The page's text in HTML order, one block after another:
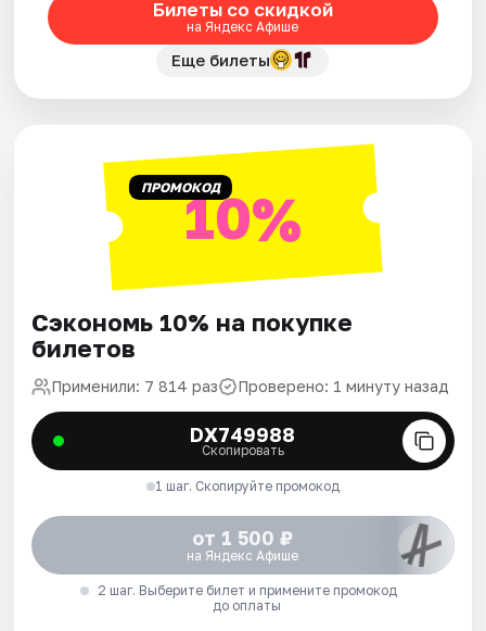
Билеты со скидкой
на Яндекс Афише
Еще билеты
ПРОМОКОД10%
Сэкономь 10% на покупке
билетов
Применили: 7 814 раз Проверено: 1 минуту назад
DX749988
Скопировать
1 шаг. Скопируйте промокод
от 1 500 ₽
на Яндекс Афише
2 шаг. Выберите билет и примените промокод
до оплаты